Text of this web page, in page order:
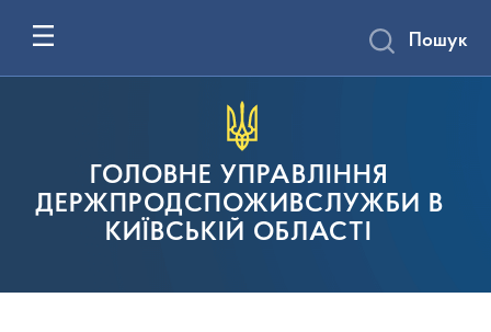
ГОЛОВНЕ УПРАВЛІННЯ
ДЕРЖПРОДСПОЖИВСЛУЖБИ В
КИЇВСЬКІЙ ОБЛАСТІ
Пошук